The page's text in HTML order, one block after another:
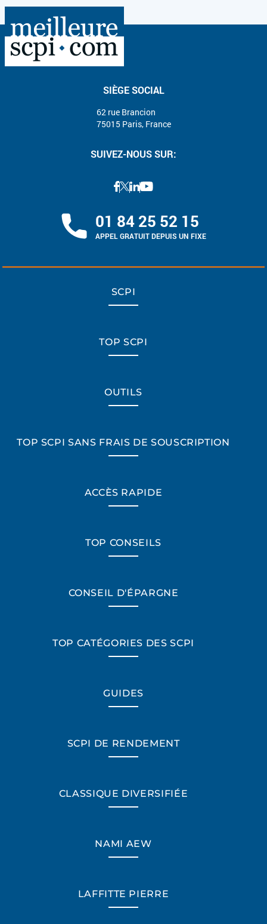
SIÈGE SOCIAL
62 rue Brancion
75015 Paris, France
SUIVEZ-NOUS SUR:
01 84 25 52 15
APPEL GRATUIT DEPUIS UN FIXE
SCPI
TOP SCPI
OUTILS
TOP SCPI SANS FRAIS DE SOUSCRIPTION
ACCÈS RAPIDE
TOP CONSEILS
CONSEIL D'ÉPARGNE
TOP CATÉGORIES DES SCPI
GUIDES
SCPI DE RENDEMENT
CLASSIQUE DIVERSIFIÉE
NAMI AEW
LAFFITTE PIERRE